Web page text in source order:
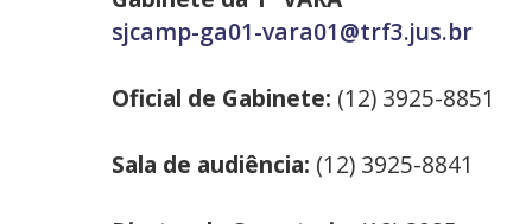
sjcamp-ga01-vara01@trf3.jus.br
Oficial de Gabinete: (12) 3925-8851
Sala de audiência: (12) 3925-8841